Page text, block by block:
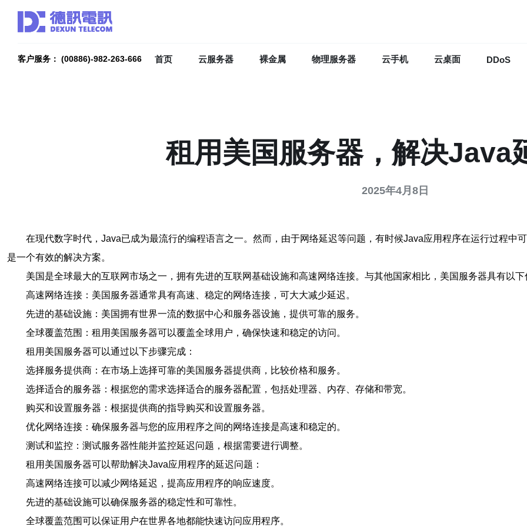
客户服务： (00886)-982-263-666 首页 云服务器 裸金属 物理服务器 云手机 云桌面 DDoS
租用美国服务器，解决Java
2025年4月8日
在现代数字时代，Java已成为最流行的编程语言之一。然而，由于网络延迟等问题，有时候Java应用程序在运行过程中
是一个有效的解决方案。
美国是全球最大的互联网市场之一，拥有先进的互联网基础设施和高速网络连接。与其他国家相比，美国服务器具有以下
高速网络连接：美国服务器通常具有高速、稳定的网络连接，可大大减少延迟。
先进的基础设施：美国拥有世界一流的数据中心和服务器设施，提供可靠的服务。
全球覆盖范围：租用美国服务器可以覆盖全球用户，确保快速和稳定的访问。
租用美国服务器可以通过以下步骤完成：
选择服务提供商：在市场上选择可靠的美国服务器提供商，比较价格和服务。
选择适合的服务器：根据您的需求选择适合的服务器配置，包括处理器、内存、存储和带宽。
购买和设置服务器：根据提供商的指导购买和设置服务器。
优化网络连接：确保服务器与您的应用程序之间的网络连接是高速和稳定的。
测试和监控：测试服务器性能并监控延迟问题，根据需要进行调整。
租用美国服务器可以帮助解决Java应用程序的延迟问题：
高速网络连接可以减少网络延迟，提高应用程序的响应速度。
先进的基础设施可以确保服务器的稳定性和可靠性。
全球覆盖范围可以保证用户在世界各地都能快速访问应用程序。